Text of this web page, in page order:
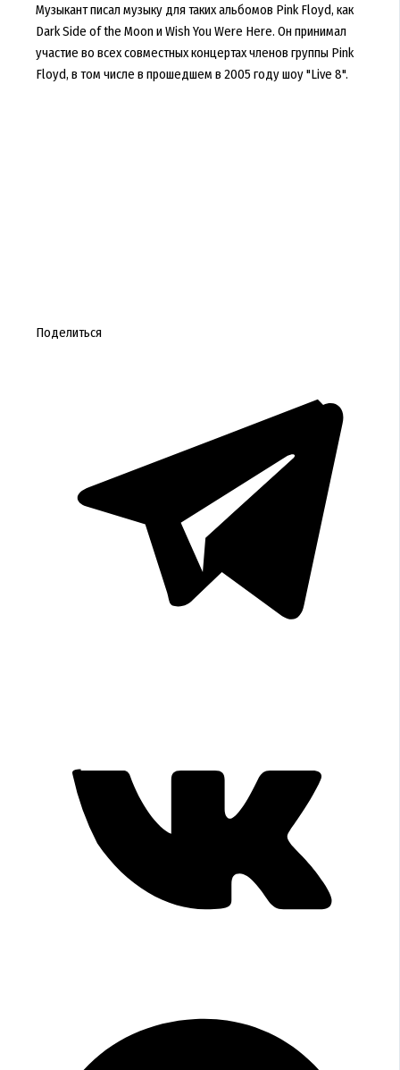
Музыкант писал музыку для таких альбомов Pink Floyd, как
Dark Side of the Moon и Wish You Were Here. Он принимал
участие во всех совместных концертах членов группы Pink
Floyd, в том числе в прошедшем в 2005 году шоу "Live 8".
Поделиться